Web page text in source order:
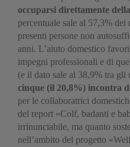
occuparsi direttamente
percentuale sale al 57,3%
presenti persone non
anni. L’aiuto domestico
impegni professionali e di
(e il dato sale al 38,9% tra gli
cinque (il 20,8%) incontra
per le collaboratrici
del report «Colf, badanti e
irrinunciabile, ma quanto
nell’ambito del progetto